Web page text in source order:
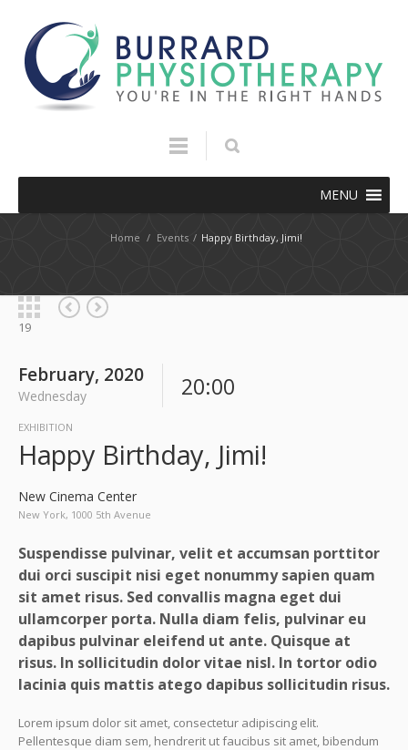
MENU
Home / Events / Happy Birthday, Jimi!
19
February, 2020
Wednesday 20:00
EXHIBITION
Happy Birthday, Jimi!
New Cinema Center
New York, 1000 5th Avenue
Suspendisse pulvinar, velit et accumsan porttitor
dui orci suscipit nisi eget nonummy sapien quam
sit amet risus. Sed convallis magna eget dui
ullamcorper porta. Nulla diam felis, pulvinar eu
dapibus pulvinar eleifend ut ante. Quisque at
risus. In sollicitudin dolor vitae nisl. In tortor odio
lacinia quis mattis atego dapibus sollicitudin risus.
Lorem ipsum dolor sit amet, consectetur adipiscing elit.
Pellentesque diam sem, hendrerit ut faucibus sit amet, bibendum